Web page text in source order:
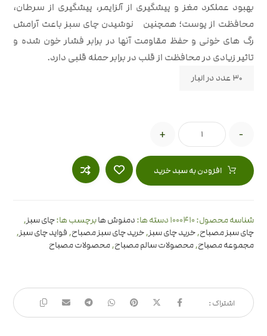
بهبود عملکرد مغز و پیشگیری از آلزایمر، پیشگیری از سرطان،
محافظت از پوست؛ همچنین نوشیدن چای سبز باعث آرامش
رگ های خونی و حفظ مقاومت آنها در برابر فشار خون شده و
تاثیر زیادی در محافظت از قلب در برابر حمله قلبی دارد.
30 عدد در انبار
-
+
افزودن به سبد خرید
شناسه محصول:1000410 دسته ها: دمنوش هابرچسب ها:چای سبز,
چای سبز مصباح,خرید چای سبز,خرید چای سبز مصباح, فواید چای سبز,
مجموعه مصباح,محصولات سالم مصباح,محصولات مصباح